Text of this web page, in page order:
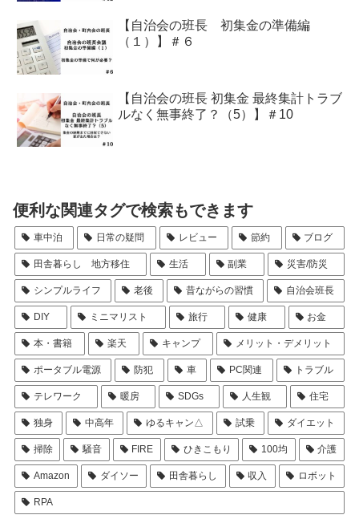
【自治会の班長 初集金の準備編
（１）】＃６
【自治会の班長 初集金 最終集計トラブ
ルなく無事終了？（5）】＃10
便利な関連タグで検索もできます
車中泊 日常の疑問 レビュー 節約 ブログ
田舎暮らし 地方移住 生活 副業 災害/防災
シンプルライフ 老後 昔ながらの習慣 自治会班長
DIY ミニマリスト 旅行 健康 お金
本・書籍 楽天 キャンプ メリット・デメリット
ポータブル電源 防犯 車 PC関連 トラブル
テレワーク 暖房 SDGs 人生観 住宅
独身 中高年 ゆるキャン△ 試乗 ダイエット
掃除 騒音 FIRE ひきこもり 100均 介護
Amazon ダイソー 田舎暮らし 収入 ロボット
RPA